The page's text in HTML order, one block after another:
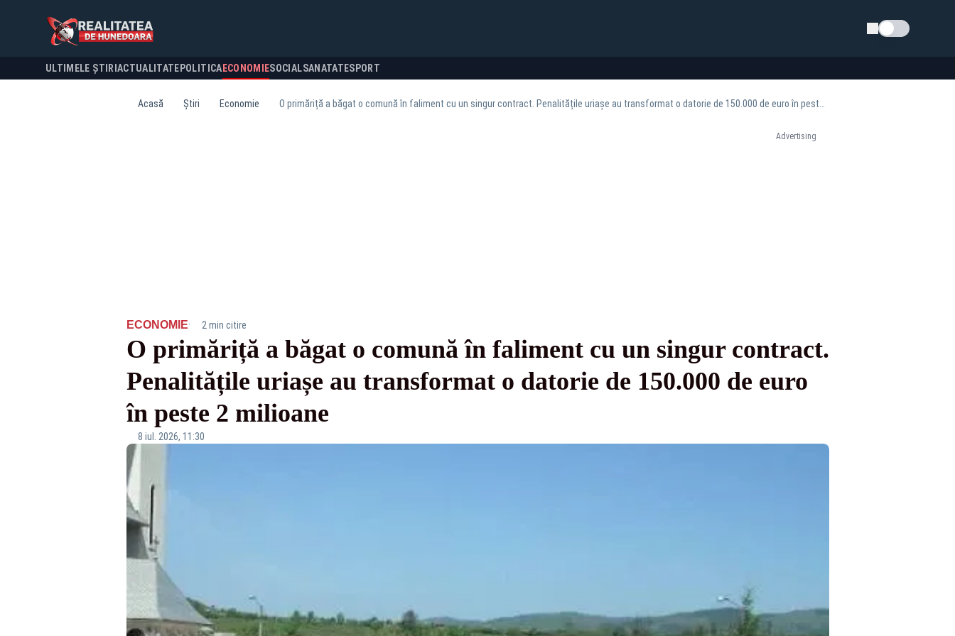
Schimba tema
ULTIMELE ȘTIRI ACTUALITATE POLITICA ECONOMIESOCIALSANATATESPORT
Acasă Știri Economie
Advertising
ECONOMIE· 2 min citire
O primăriță a băgat o comună în faliment cu un singur contract.
Penalitățile uriașe au transformat o datorie de 150.000 de euro
în peste 2 milioane
8 iul. 2026, 11:30